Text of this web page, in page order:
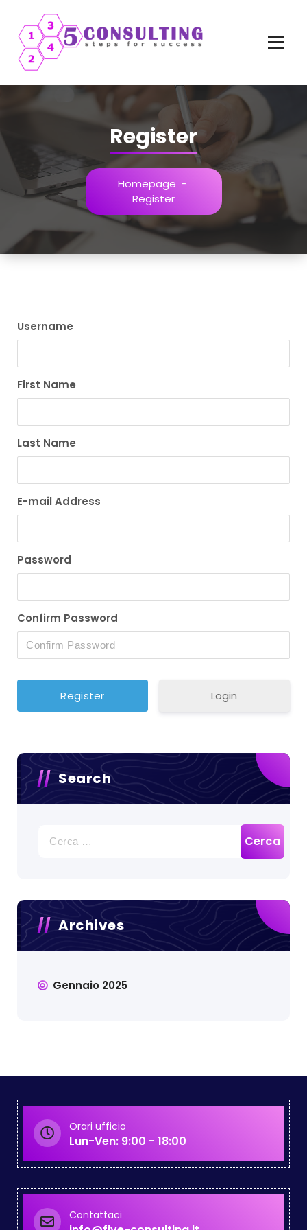
contenuto
Register
Homepage -
Register
Username
First Name
Last Name
E-mail Address
Password
Confirm Password
Login
Search
per:
Archives
Gennaio 2025
Orari ufficio
Lun-Ven: 9:00 - 18:00
Contattaci